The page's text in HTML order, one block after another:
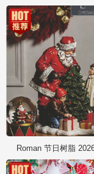
Roman 节日树脂